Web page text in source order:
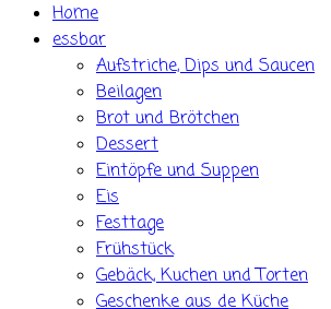
Home
essbar
Aufstriche, Dips und Saucen
Beilagen
Brot und Brötchen
Dessert
Eintöpfe und Suppen
Eis
Festtage
Frühstück
Gebäck, Kuchen und Torten
Geschenke aus de Küche